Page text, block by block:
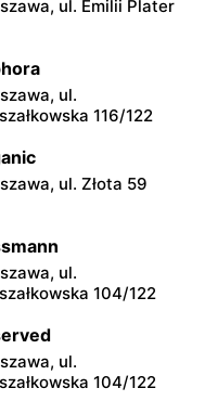
Krauza 2a
32/2
ul. Emilii Plater
ul.
116/122
ul. Złota 59
ul.
104/122
ul.
104/122